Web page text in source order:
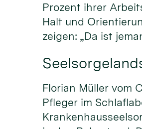
Prozent ihrer
Halt und
zeigen: „Da ist
Florian Müller vom
Pfleger im